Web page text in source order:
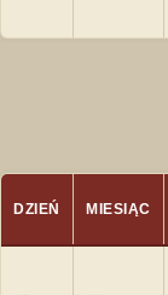
DZIEŃ MIESIĄC